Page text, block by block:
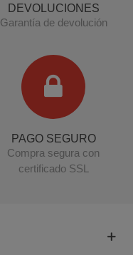
DEVOLUCIONES
Garantía de devolución
PAGO SEGURO
Compra segura con
certificado SSL